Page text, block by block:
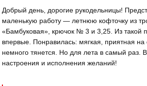
Добрый день, дорогие рукодельницы!
маленькую работу — летнюю кофточку из
«Бамбуковая», крючок № 3 и 3,25. Из такой
впервые. Понравилась: мягкая, приятная
немного тянется. Но для лета в самый раз.
настроения и исполнения желаний!